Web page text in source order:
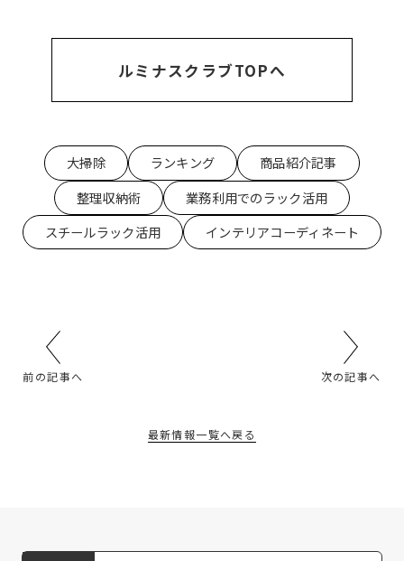
ルミナスクラブTOPへ
大掃除 ランキング
商品紹介記事
整理収納術
業務利用でのラック活用
スチールラック活用
インテリアコーディネート
前の記事へ
最新情報一覧へ戻る
次の記事へ